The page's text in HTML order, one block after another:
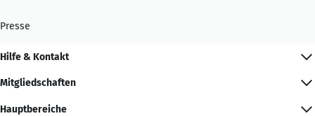
Presse
Hilfe & Kontakt
Mitgliedschaften
Hauptbereiche